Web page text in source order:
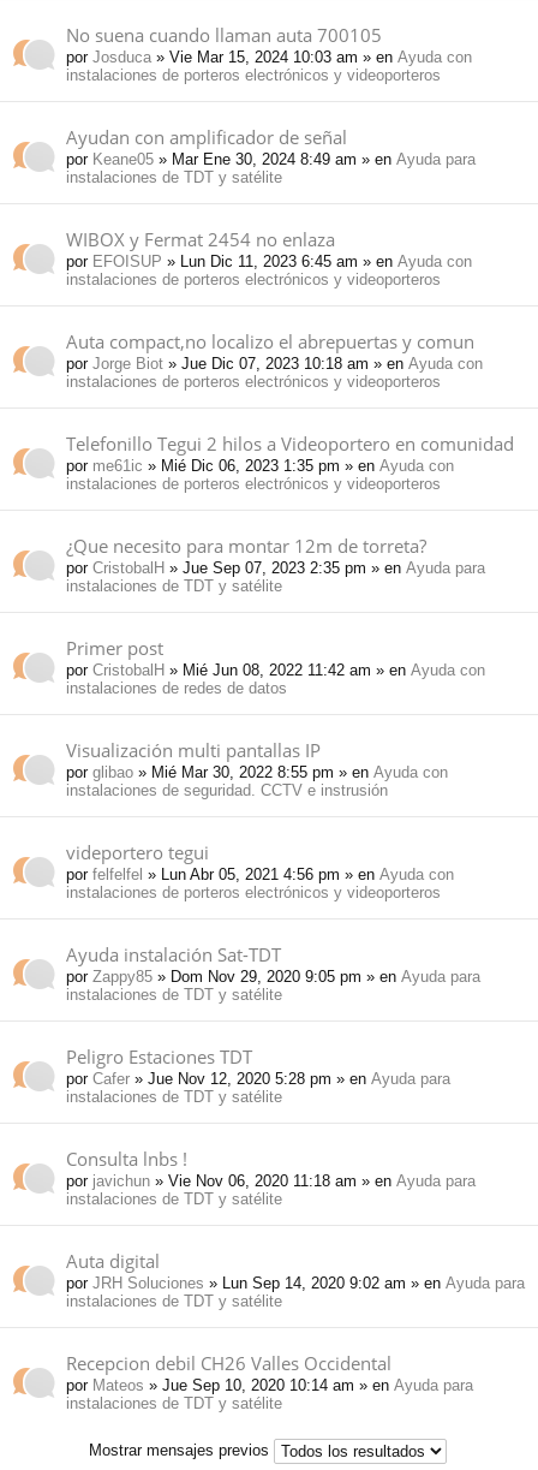
No suena cuando llaman auta 700105
por Josduca » Vie Mar 15, 2024 10:03 am » en Ayuda con
instalaciones de porteros electrónicos y videoporteros
Ayudan con amplificador de señal
por Keane05 » Mar Ene 30, 2024 8:49 am » en Ayuda para
instalaciones de TDT y satélite
WIBOX y Fermat 2454 no enlaza
por EFOISUP » Lun Dic 11, 2023 6:45 am » en Ayuda con
instalaciones de porteros electrónicos y videoporteros
Auta compact,no localizo el abrepuertas y comun
por Jorge Biot » Jue Dic 07, 2023 10:18 am » en Ayuda con
instalaciones de porteros electrónicos y videoporteros
Telefonillo Tegui 2 hilos a Videoportero en comunidad
por me61ic » Mié Dic 06, 2023 1:35 pm » en Ayuda con
instalaciones de porteros electrónicos y videoporteros
¿Que necesito para montar 12m de torreta?
por CristobalH » Jue Sep 07, 2023 2:35 pm » en Ayuda para
instalaciones de TDT y satélite
Primer post
por CristobalH » Mié Jun 08, 2022 11:42 am » en Ayuda con
instalaciones de redes de datos
Visualización multi pantallas IP
por glibao » Mié Mar 30, 2022 8:55 pm » en Ayuda con
instalaciones de seguridad. CCTV e instrusión
videportero tegui
por felfelfel » Lun Abr 05, 2021 4:56 pm » en Ayuda con
instalaciones de porteros electrónicos y videoporteros
Ayuda instalación Sat-TDT
por Zappy85 » Dom Nov 29, 2020 9:05 pm » en Ayuda para
instalaciones de TDT y satélite
Peligro Estaciones TDT
por Cafer » Jue Nov 12, 2020 5:28 pm » en Ayuda para
instalaciones de TDT y satélite
Consulta lnbs !
por javichun » Vie Nov 06, 2020 11:18 am » en Ayuda para
instalaciones de TDT y satélite
Auta digital
por JRH Soluciones » Lun Sep 14, 2020 9:02 am » en Ayuda para
instalaciones de TDT y satélite
Recepcion debil CH26 Valles Occidental
por Mateos » Jue Sep 10, 2020 10:14 am » en Ayuda para
instalaciones de TDT y satélite
Mostrar mensajes previos